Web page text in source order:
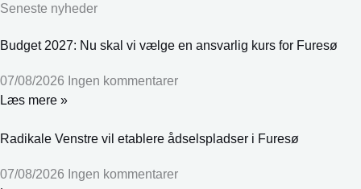
Seneste nyheder
Budget 2027: Nu skal vi vælge en ansvarlig kurs for Furesø
07/08/2026 Ingen kommentarer
Læs mere »
Radikale Venstre vil etablere ådselspladser i Furesø
07/08/2026 Ingen kommentarer